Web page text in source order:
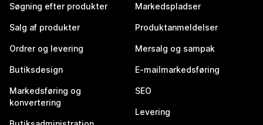
Søgning efter produkter
Salg af produkter
Ordrer og levering
Butiksdesign
Markedsføring og
konvertering
Markedspladser
Produktanmeldelser
Mersalg og sampak
E-mailmarkedsføring
SEO
Levering